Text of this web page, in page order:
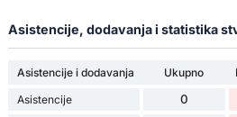
Asistencije, dodavanja i statistika
Asistencije i dodavanja Ukupno
Asistencije
0